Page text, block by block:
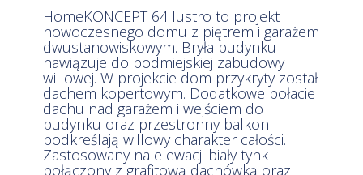
nowoczesnego domu z piętrem i
garażem dwustanowiskowym. Bryła
budynku nawiązuje do podmiejskiej
zabudowy willowej. W projekcie dom
przykryty został dachem kopertowym.
Dodatkowe połacie dachu nad garażem
i wejściem do budynku oraz
przestronny balkon podkreślają willowy
charakter całości. Zastosowany na
elewacji biały tynk połączony z grafitową
dachówką oraz szarą stolarką okienną